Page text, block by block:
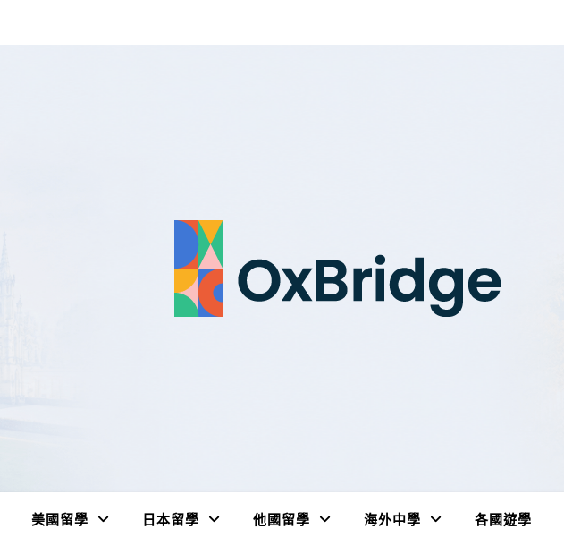
美國留學 日本留學 他國留學 海外中學 各國遊學